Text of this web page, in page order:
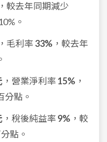
，較去年同期減少
。
，毛利率 33% ，較去年
，營業淨利率 15% ，
分點。
，稅後純益率 9% ，較
點。